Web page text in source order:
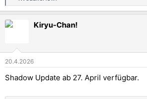
e
k
e
:
Kiryu-Chan!
20.4.2026
Shadow Update ab 27. April verfügbar.